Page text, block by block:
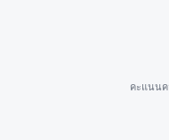
คะแนนค